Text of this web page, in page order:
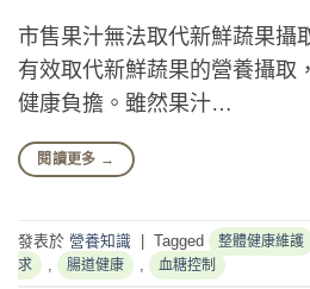
市售果汁無法取代新鮮蔬果攝
有效取代新鮮蔬果的營養攝取
健康負擔。雖然果汁…
閱讀更多 →
發表於 營養知識 | Tagged 整體健康維護
求
腸道健康 血糖控制